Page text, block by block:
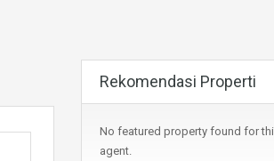
Rekomendasi Properti
No featured property found for
agent.